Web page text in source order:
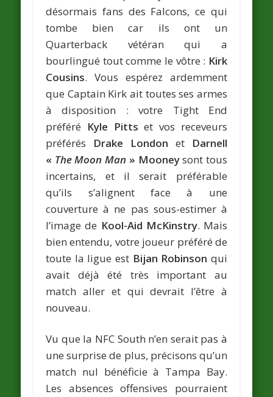
désormais fans des Falcons, ce qui
tombe bien car ils ont un
Quarterback vétéran qui a
bourlingué tout comme le vôtre : Kirk
Cousins. Vous espérez ardemment
que Captain Kirk ait toutes ses armes
à disposition : votre Tight End
préféré Kyle Pitts et vos receveurs
préférés Drake London et Darnell
« The Moon Man » Mooneysont tous
incertains, et il serait préférable
qu’ils s’alignent face à une
couverture à ne pas sous-estimer à
l’image de Kool-Aid McKinstry. Mais
bien entendu, votre joueur préféré de
toute la ligue est Bijan Robinson qui
avait déjà été très important au
match aller et qui devrait l’être à
nouveau.
Vu que la NFC South n’en serait pas à
une surprise de plus, précisons qu’un
match nul bénéficie à Tampa Bay.
Les absences offensives pourraient